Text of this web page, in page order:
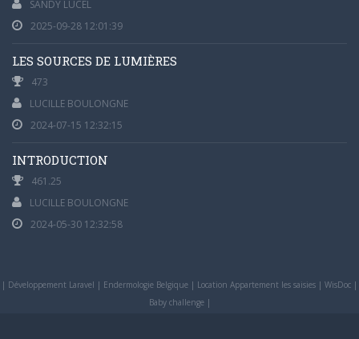
SANDY LUCEL
2025-09-28 12:01:39
LES SOURCES DE LUMIÈRES
473
LUCILLE BOULONGNE
2024-07-15 12:32:15
INTRODUCTION
461.25
LUCILLE BOULONGNE
2024-05-30 12:32:58
| Développement Laravel | Endermologie Belgique | Location Appartement les saisies | WisDoc |
Baby challenge|